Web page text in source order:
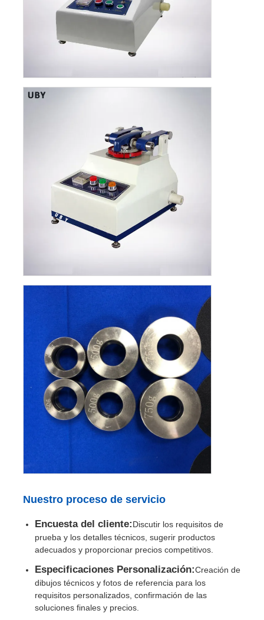
Nuestro proceso de servicio
Encuesta del cliente:Discutir los requisitos de
prueba y los detalles técnicos, sugerir productos
adecuados y proporcionar precios competitivos.
Especificaciones Personalización:Creación de
dibujos técnicos y fotos de referencia para los
requisitos personalizados, confirmación de las
soluciones finales y precios.